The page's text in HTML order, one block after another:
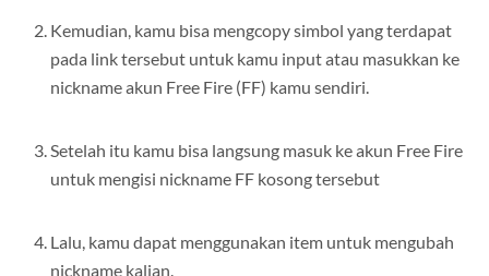
Kemudian, kamu bisa mengcopy simbol yang terdapat
pada link tersebut untuk kamu input atau masukkan ke
nickname akun Free Fire (FF) kamu sendiri.
Setelah itu kamu bisa langsung masuk ke akun Free Fire
untuk mengisi nickname FF kosong tersebut
Lalu, kamu dapat menggunakan item untuk mengubah
nickname kalian.